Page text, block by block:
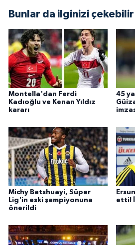
Bunlar da ilginizi çekebilir
Montella'dan Ferdi
Kadıoğlu ve Kenan Yıldız
kararı
45
Michy Batshuayi, Süper
Lig'in eski şampiyonuna
önerildi
etti!